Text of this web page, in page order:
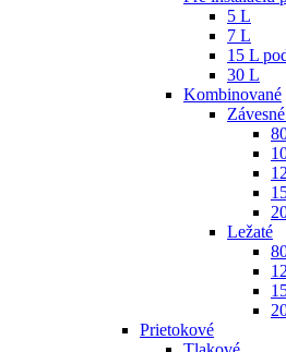
5 L
7 L
15 L
30 L
Kombinované
Ležaté
Prietokové